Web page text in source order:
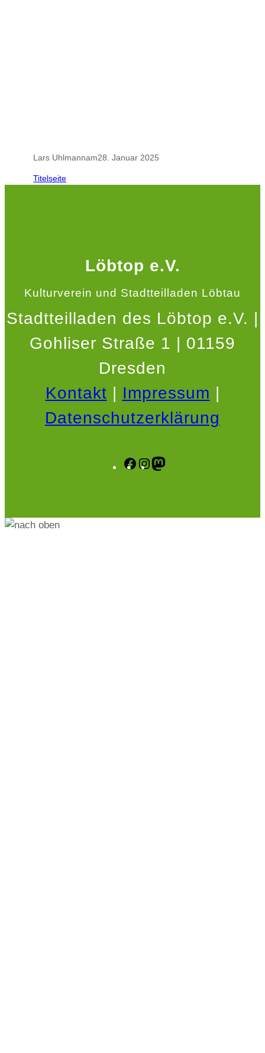
Lars Uhlmannam28. Januar 2025
Titelseite
Löbtop e.V.
Kulturverein und Stadtteilladen Löbtau
Stadtteilladen des Löbtop e.V. |
Gohliser Straße 1 | 01159
Dresden
Kontakt | Impressum |
Datenschutzerklärung
Facebook
Instagram
Mastodon